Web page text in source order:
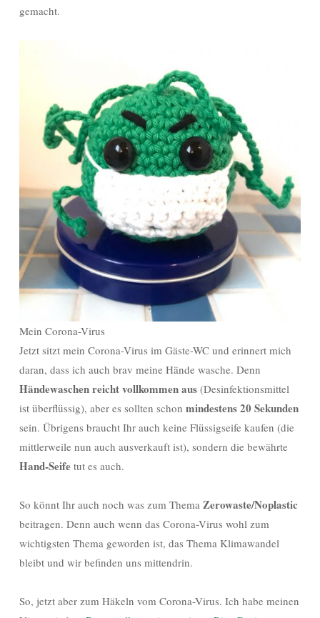
gemacht.
Mein Corona-Virus
Jetzt sitzt mein Corona-Virus im Gäste-WC und erinnert mich
daran, dass ich auch brav meine Hände wasche. Denn
Händewaschen reicht vollkommen aus (Desinfektionsmittel
ist überflüssig), aber es sollten schon mindestens 20 Sekunden
sein. Übrigens braucht Ihr auch keine Flüssigseife kaufen (die
mittlerweile nun auch ausverkauft ist), sondern die bewährte
Hand-Seife tut es auch.
So könnt Ihr auch noch was zum Thema Zerowaste/Noplastic
beitragen. Denn auch wenn das Corona-Virus wohl zum
wichtigsten Thema geworden ist, das Thema Klimawandel
bleibt und wir befinden uns mittendrin.
So, jetzt aber zum Häkeln vom Corona-Virus. Ich habe meinen